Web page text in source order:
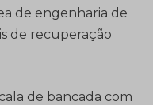
de engenharia de
de recuperação
de bancada com